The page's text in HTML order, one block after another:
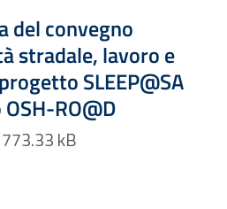
del convegno
stradale, lavoro e
SLEEP@SA
RO@D
Dimensione 773.33 kB
kB